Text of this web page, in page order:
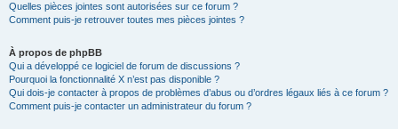
Quelles pièces jointes sont autorisées sur ce forum ?
Comment puis-je retrouver toutes mes pièces jointes ?
À propos de phpBB
Qui a développé ce logiciel de forum de discussions ?
Pourquoi la fonctionnalité X n’est pas disponible ?
Qui dois-je contacter à propos de problèmes d’abus ou d’ordres légaux liés à ce forum ?
Comment puis-je contacter un administrateur du forum ?